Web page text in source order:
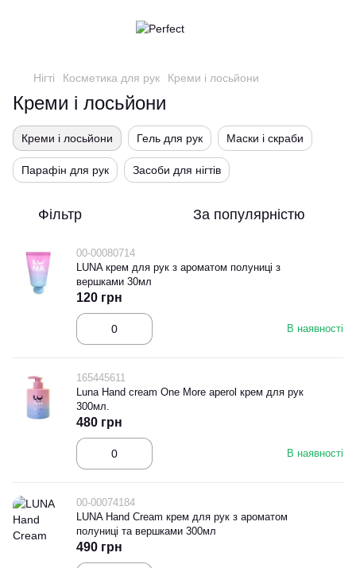
Нігті Косметика для рук Креми і лосьйони
Креми і лосьйони
Креми і лосьйони Гель для рук Маски і скраби
Парафін для рук Засоби для нігтів
Фільтр За популярністю
00-00080714
LUNA крем для рук з ароматом полуниці з
вершками 30мл
В наявності
120 грн
165445611
Luna Hand cream One More aperol крем для рук
300мл.
В наявності
480 грн
00-00074184
LUNA Hand Cream крем для рук з ароматом
полуниці та вершками 300мл
490 грн